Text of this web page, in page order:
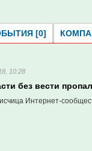
[0]
10:28
без вести
Интернет-